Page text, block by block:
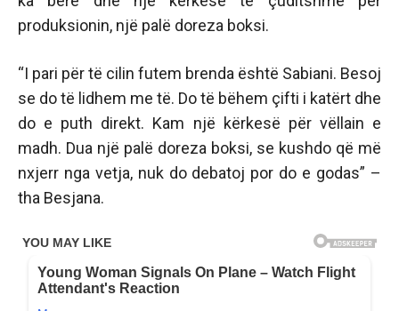
produksionin, një palë doreza boksi.
“I pari për të cilin futem brenda është Sabiani. Besoj
se do të lidhem me të. Do të bëhem çifti i katërt dhe
do e puth direkt. Kam një kërkesë për vëllain e
madh. Dua një palë doreza boksi, se kushdo që më
nxjerr nga vetja, nuk do debatoj por do e godas” –
tha Besjana.